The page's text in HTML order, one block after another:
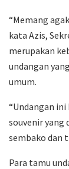
“Memang
kata Azis,
merupakan
undangan
umum.
“Undangan
souvenir
sembako dan
Para tamu